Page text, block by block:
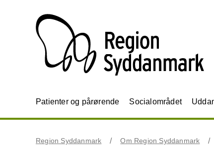
Patienter og pårørende Socialområdet
Region Syddanmark Om Region Syddanmark